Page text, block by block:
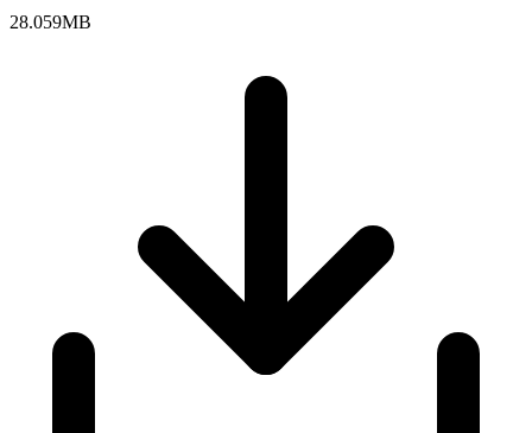
28.059MB